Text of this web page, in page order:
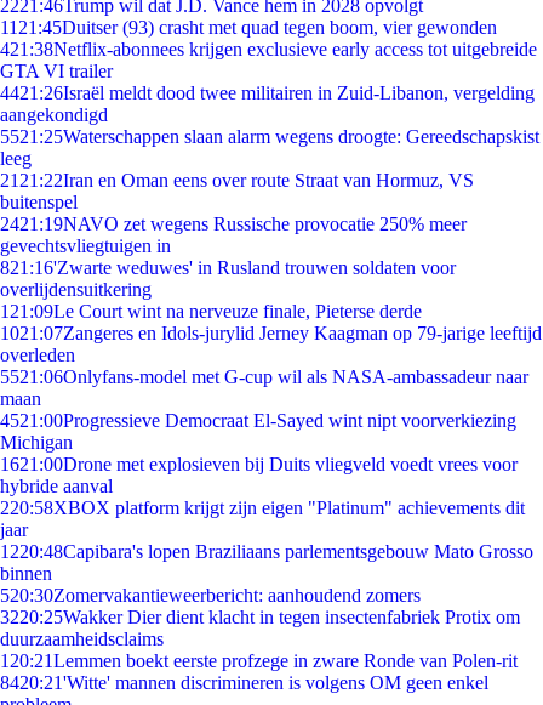
2221:46Trump wil dat J.D. Vance hem in 2028 opvolgt
11 21:45Duitser (93) crasht met quad tegen boom, vier gewonden
421:38Netflix-abonnees krijgen exclusieve early access tot uitgebreide
GTA VI trailer
4421:26Israël meldt dood twee militairen in Zuid-Libanon, vergelding
aangekondigd
5521:25Waterschappen slaan alarm wegens droogte: Gereedschapskist
leeg
21 21:22Iran en Oman eens over route Straat van Hormuz, VS
buitenspel
2421:19NAVO zet wegens Russische provocatie 250% meer
gevechtsvliegtuigen in
821:16'Zwarte weduwes' in Rusland trouwen soldaten voor
overlijdensuitkering
1 21:09Le Court wint na nerveuze finale, Pieterse derde
1021:07Zangeres en Idols-jurylid Jerney Kaagman op 79-jarige leeftijd
overleden
5521:06Onlyfans-model met G-cup wil als NASA-ambassadeur naar
maan
4521:00Progressieve Democraat El-Sayed wint nipt voorverkiezing
Michigan
1621:00Drone met explosieven bij Duits vliegveld voedt vrees voor
hybride aanval
220:58XBOX platform krijgt zijn eigen "Platinum" achievements dit
jaar
1220:48Capibara's lopen Braziliaans parlementsgebouw Mato Grosso
binnen
520:30Zomervakantieweerbericht: aanhoudend zomers
3220:25Wakker Dier dient klacht in tegen insectenfabriek Protix om
duurzaamheidsclaims
1 20:21Lemmen boekt eerste profzege in zware Ronde van Polen-rit
8420:21'Witte' mannen discrimineren is volgens OM geen enkel